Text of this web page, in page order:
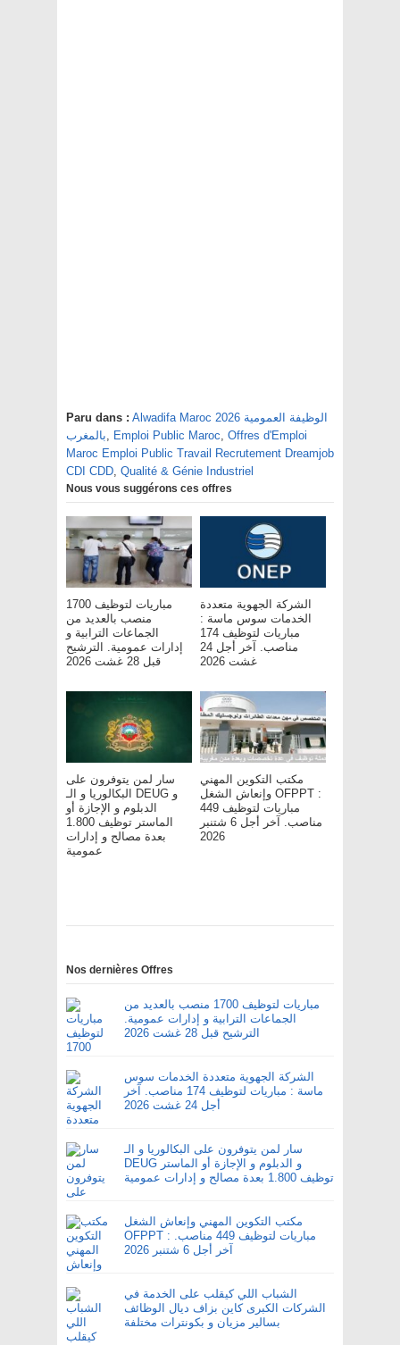
Paru dans : Alwadifa Maroc 2026 الوظيفة العمومية
بالمغرب, Emploi Public Maroc, Offres d'Emploi
Maroc Emploi Public Travail Recrutement Dreamjob
CDI CDD, Qualité & Génie Industriel
Nous vous suggérons ces offres
مباريات لتوظيف 1700
منصب بالعديد من
الجماعات الترابية و
إدارات عمومية. الترشيح
قبل 28 غشت 2026
الشركة الجهوية متعددة
الخدمات سوس ماسة :
مباريات لتوظيف 174
مناصب. آخر أجل 24
غشت 2026
سار لمن يتوفرون على
البكالوريا و الـ DEUG و
الدبلوم و الإجازة أو
الماستر توظيف 1.800
بعدة مصالح و إدارات
عمومية
مكتب التكوين المهني
وإنعاش الشغل OFPPT :
مباريات لتوظيف 449
مناصب. آخر أجل 6 شتنبر
2026
Nos dernières Offres
مباريات لتوظيف 1700 منصب بالعديد من
الجماعات الترابية و إدارات عمومية.
الترشيح قبل 28 غشت 2026
الشركة الجهوية متعددة الخدمات سوس
ماسة : مباريات لتوظيف 174 مناصب. آخر
أجل 24 غشت 2026
سار لمن يتوفرون على البكالوريا و الـ
DEUG و الدبلوم و الإجازة أو الماستر
توظيف 1.800 بعدة مصالح و إدارات عمومية
مكتب التكوين المهني وإنعاش الشغل
OFPPT : مباريات لتوظيف 449 مناصب.
آخر أجل 6 شتنبر 2026
الشباب اللي كيقلب على الخدمة في
الشركات الكبرى كاين بزاف ديال الوظائف
بسالير مزيان و بكونترات مختلفة